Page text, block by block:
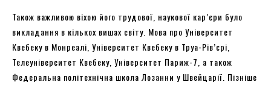
Також важливою віхою його трудової, наукової кар’єри було
викладання в кількох вишах світу. Мова про Університет
Квебеку в Монреалі, Університет Квебеку в Труа-Рів’єрі,
Телеуніверситет Квебеку, Університет Париж-7, а також
Федеральна політехнічна школа Лозанни у Швейцарії. Пізніше